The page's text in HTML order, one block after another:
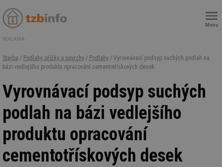
Menu
REKLAMA
Stavba / Podlahy, příčky a povrchy / Podlahy / Vyrovnávací podsyp suchých podlah na
bázi vedlejšího produktu opracování cementotřískových desek
Vyrovnávací podsyp suchých
podlah na bázi vedlejšího
produktu opracování
cementotřískových desek